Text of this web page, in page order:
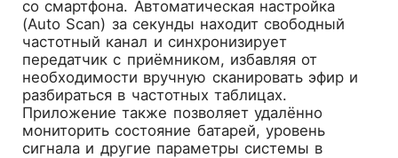
со смартфона. Автоматическая настройка
(Auto Scan) за секунды находит свободный
частотный канал и синхронизирует
передатчик с приёмником, избавляя от
необходимости вручную сканировать эфир и
разбираться в частотных таблицах.
Приложение также позволяет удалённо
мониторить состояние батарей, уровень
сигнала и другие параметры системы в